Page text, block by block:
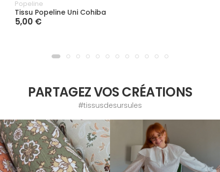
Popeline
Tissu Popeline Uni Cohiba
5,00 €
PARTAGEZ VOS CRÉATIONS
#tissusdesursules